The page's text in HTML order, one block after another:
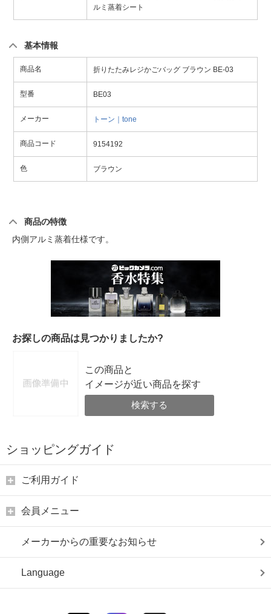
ルミ蒸着シート
基本情報
商品名 折りたたみレジかごバッグ ブラウン BE-03
型番 BE03
メーカー トーン｜tone
商品コード 9154192
色 ブラウン
商品の特徴
内側アルミ蒸着仕様です。
お探しの商品は見つかりましたか?
この商品と
イメージが近い商品を探す
検索する
ショッピングガイド
ご利用ガイド
会員メニュー
メーカーからの重要なお知らせ
Language